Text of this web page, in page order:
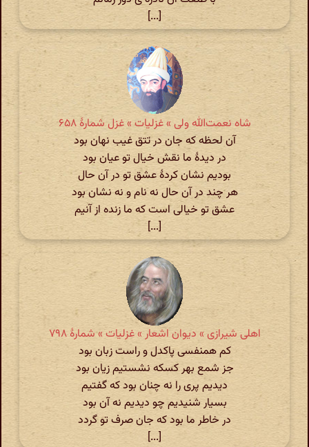
[...]
شاه نعمت‌الله ولی » غزلیات » غزل شمارهٔ ۶۵۸
آن لحظه که جان در تتق غیب نهان بود
در دیدهٔ ما نقش خیال تو عیان بود
بودیم نشان کردهٔ عشق تو در آن حال
هر چند در آن حال نه نام و نه نشان بود
عشق تو خیالی است که ما زنده از آنیم
[...]
اهلی شیرازی » دیوان اشعار » غزلیات » شمارهٔ ۷۹۸
کم همنفسی پاکدل و راست زبان بود
جز شمع بهر کسکه نشستیم زیان بود
دیدیم پری را نه چنان بود که گفتیم
بسیار شنیدیم چو دیدیم نه آن بود
در خاطر ما بود که جان صرف تو گردد
[...]